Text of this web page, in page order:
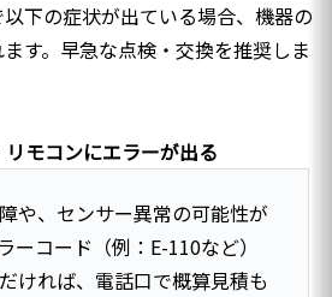
下の症状が出ている場合、機器の
す。早急な点検・交換を推奨しま
モコンにエラーが出る
や、センサー異常の可能性が
ーコード（例：E-110など）
ければ、電話口で概算見積も